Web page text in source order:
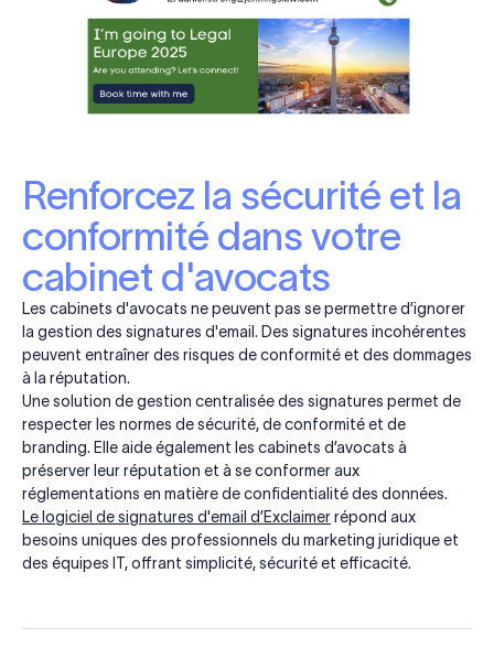
Renforcez la sécurité et la
conformité dans votre
cabinet d'avocats
Les cabinets d'avocats ne peuvent pas se permettre d’ignorer
la gestion des signatures d'email. Des signatures incohérentes
peuvent entraîner des risques de conformité et des dommages
à la réputation.
Une solution de gestion centralisée des signatures permet de
respecter les normes de sécurité, de conformité et de
branding. Elle aide également les cabinets d’avocats à
préserver leur réputation et à se conformer aux
réglementations en matière de confidentialité des données.
Le logiciel de signatures d'email d’Exclaimerrépond aux
besoins uniques des professionnels du marketing juridique et
des équipes IT, offrant simplicité, sécurité et efficacité.